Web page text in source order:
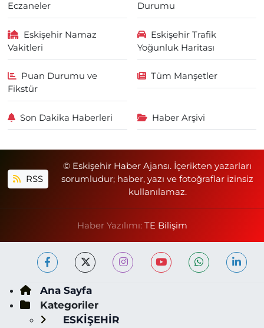
Eczaneler
Durumu
Eskişehir Namaz
Vakitleri
Eskişehir Trafik
Yoğunluk Haritası
Puan Durumu ve
Fikstür
Tüm Manşetler
Son Dakika Haberleri Haber Arşivi
RSS
© Eskişehir Haber Ajansı. İçerikten yazarları
sorumludur; haber, yazı ve fotoğraflar izinsiz
kullanılamaz.
Haber Yazılımı: TE Bilişim
Ana Sayfa
Kategoriler
ESKİŞEHİR